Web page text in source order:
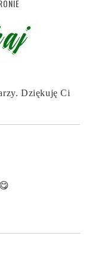
Dziękuję Ci